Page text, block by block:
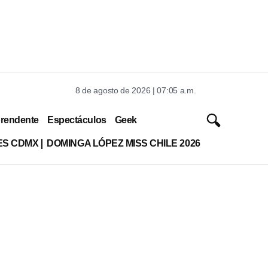
8 de agosto de 2026 | 07:05 a.m.
Espectáculos Geek
CDMX DOMINGA LÓPEZ MISS CHILE 2026